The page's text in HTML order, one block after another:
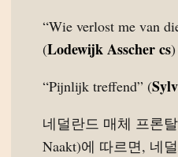
“Wie verlost me van
(Lodewijk Asscher cs)
“Pijnlijk treffend” (
네덜란드 매체 프론
Naakt)에 따르면, 네